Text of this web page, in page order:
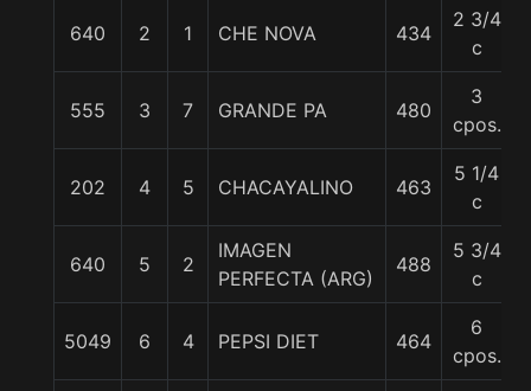
640 2 1 CHE NOVA 434
2 3/4
c
555 3 7 GRANDE PA 480
3
cpos.
202 4 5 CHACAYALINO 463
5 1/4
c
640 5 2
IMAGEN
PERFECTA (ARG)
488
5 3/4
c
5049 6 4 PEPSI DIET 464
6
cpos.